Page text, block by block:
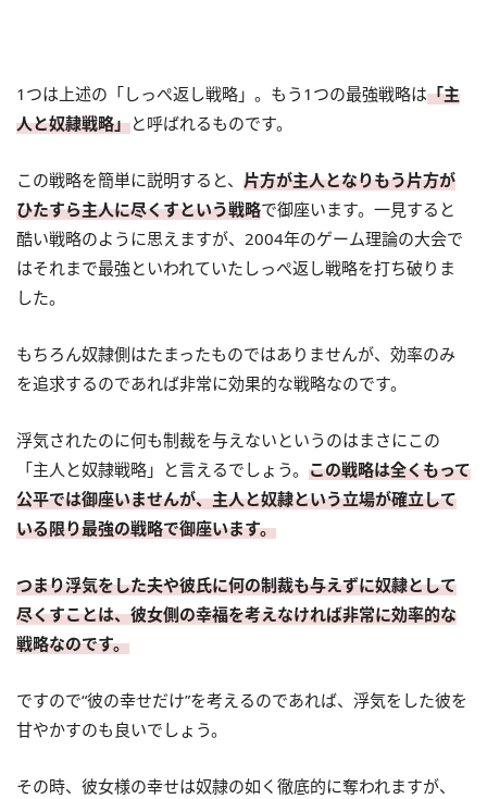
1つは上述の「しっぺ返し戦略」。もう1つの最強戦略は「主
人と奴隷戦略」と呼ばれるものです。
この戦略を簡単に説明すると、 片方が主人となりもう片方が
ひたすら主人に尽くすという戦略で御座います。一見すると
酷い戦略のように思えますが、2004年のゲーム理論の大会で
はそれまで最強といわれていたしっぺ返し戦略を打ち破りま
した。
もちろん奴隷側はたまったものではありませんが、効率のみ
を追求するのであれば非常に効果的な戦略なのです。
浮気されたのに何も制裁を与えないというのはまさにこの
「主人と奴隷戦略」と言えるでしょう。 この戦略は全くもって
公平では御座いませんが、主人と奴隷という立場が確立して
いる限り最強の戦略で御座います。
つまり浮気をした夫や彼氏に何の制裁も与えずに奴隷として
尽くすことは、彼女側の幸福を考えなければ非常に効率的な
戦略なのです。
ですので“彼の幸せだけ”を考えるのであれば、浮気をした彼を
甘やかすのも良いでしょう。
その時、彼女様の幸せは奴隷の如く徹底的に奪われますが、